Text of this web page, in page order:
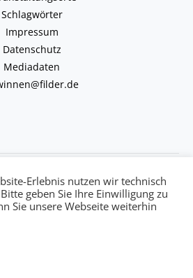
Schlagwörter
Impressum
Datenschutz
Mediadaten
filder.de | Powered by kulturkalender-
filder.de
Erlebnis nutzen wir technisch
geben Sie Ihre Einwilligung zu
Sie unsere Webseite weiterhin